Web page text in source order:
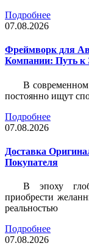
Подробнее
07.08.2026
Фреймворк для
Компании: Путь к
В
постоянно ищут
Подробнее
07.08.2026
Доставка
Покупателя
В эпоху
приобрести
реальностью
Подробнее
07.08.2026